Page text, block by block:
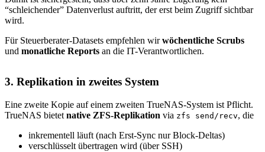
“schleichender” Datenverlust auftritt, der erst beim Zugriff sichtbar
wird.
Für Steuerberater-Datasets empfehlen wirwöchentliche Scrubs
und monatliche Reports an die IT-Verantwortlichen.
3. Replikation in zweites System
Eine zweite Kopie auf einem zweiten TrueNAS-System ist Pflicht.
TrueNAS bietet native ZFS-Replikation via zfs send/recv, die
inkrementell läuft (nach Erst-Sync nur Block-Deltas)
verschlüsselt übertragen wird (über SSH)